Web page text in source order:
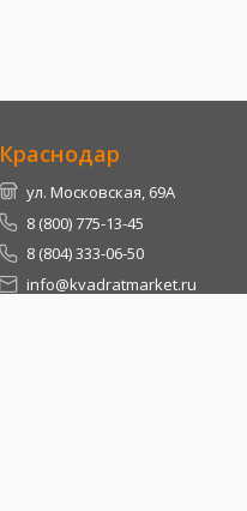
Краснодар
ул. Московская, 69А
8 (800) 775-13-45
8 (804) 333-06-50
info@kvadratmarket.ru